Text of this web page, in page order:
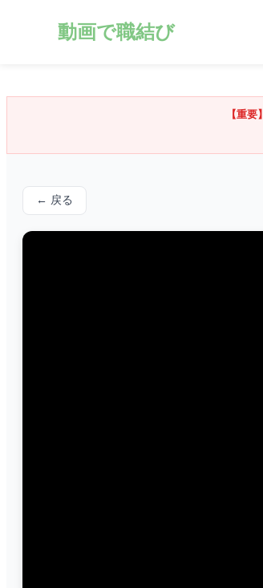
動画で職結び
【重要】
← 戻る